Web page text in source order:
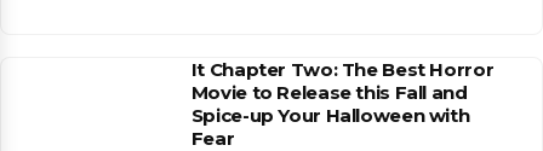
It Chapter Two: The Best Horror
Movie to Release this Fall and
Spice-up Your Halloween with
Fear